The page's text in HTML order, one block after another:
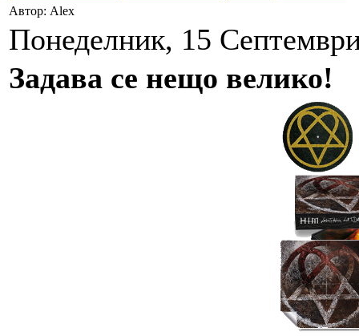
Автор: Alex
Понеделник, 15
Задава се нещо велико!